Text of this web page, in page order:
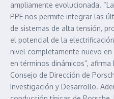
ampliamente evolucionada.
PPE nos permite integrar las
de sistemas de alta tensión,
el potencial de la
nivel completamente nuevo
en términos dinámicos”,
Consejo de Dirección de
Investigación y Desarrollo.